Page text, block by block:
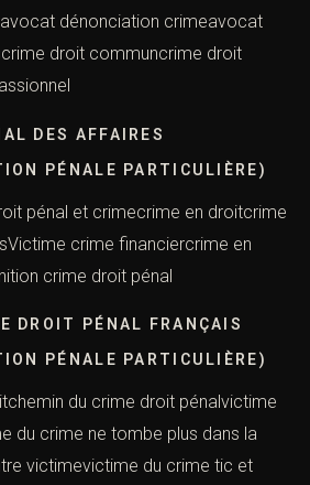
dénonciation crimeavocat
droit communcrime droit
DES AFFAIRES
PÉNALE PARTICULIÈRE)
pénal et crimecrime en droitcrime
crime financiercrime en
crime droit pénal
DROIT PÉNAL FRANÇAIS
PÉNALE PARTICULIÈRE)
du crime droit pénalvictime
du crime ne tombe plus dans la
victimevictime du crime tic et